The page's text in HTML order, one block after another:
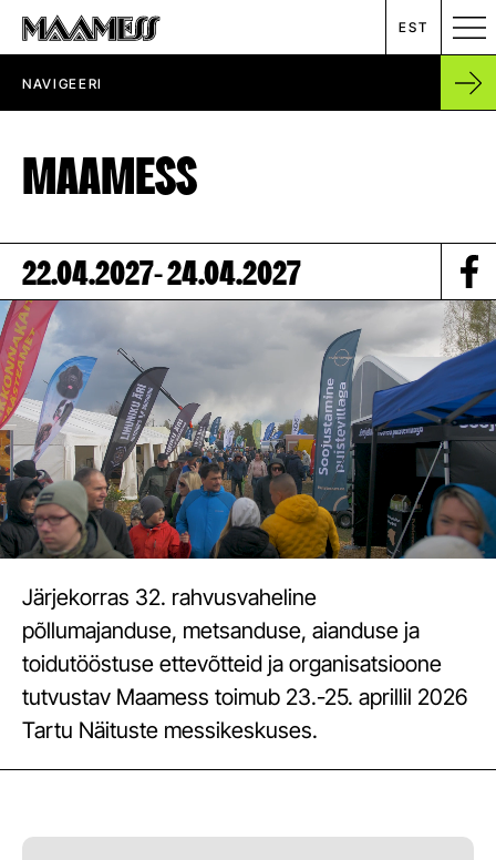
MESSIKALENDER
RENT
ETTEVÕTTEST
UUDISED
KONTAKT
EST
NAVIGEERI
MAAMESS
22.04.2027- 24.04.2027
Järjekorras 32. rahvusvaheline
põllumajanduse, metsanduse, aianduse ja
toidutööstuse ettevõtteid ja organisatsioone
tutvustav Maamess toimub 23.-25. aprillil 2026
Tartu Näituste messikeskuses.